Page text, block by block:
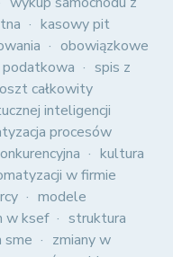
kasowy pit
obowiązkowe
spis z
całkowity
inteligencji
procesów
kultura
w firmie
modele
w ksef
struktura
sme
zmiany w